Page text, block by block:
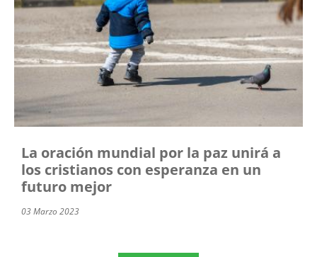
La oración mundial por la paz unirá a
los cristianos con esperanza en un
futuro mejor
03 Marzo 2023